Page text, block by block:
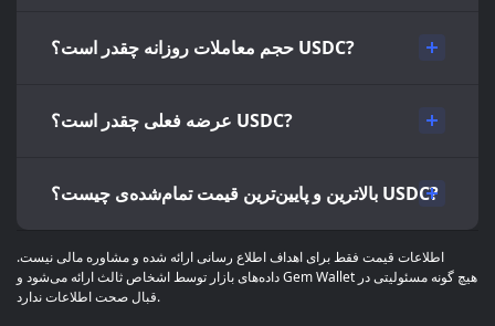
حجم معاملات روزانه چقدر است؟ USDC?
عرضه فعلی چقدر است؟ USDC?
بالاترین و پایین‌ترین قیمت تمام‌شده‌ی چیست؟ USDC?
اطلاعات قیمت فقط برای اهداف اطلاع رسانی ارائه شده و مشاوره مالی نیست.
داده‌های بازار توسط اشخاص ثالث ارائه می‌شود و Gem Wallet هیچ گونه مسئولیتی در
قبال صحت اطلاعات ندارد.